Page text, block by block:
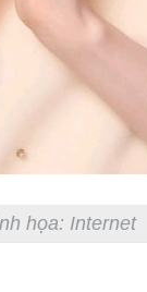
họa: Internet